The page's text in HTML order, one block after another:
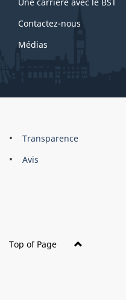
Contactez-nous
Médias
About
this
Brand
Transparence
Avis
Top of Page